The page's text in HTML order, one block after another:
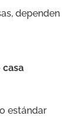
dependen
casa
estándar